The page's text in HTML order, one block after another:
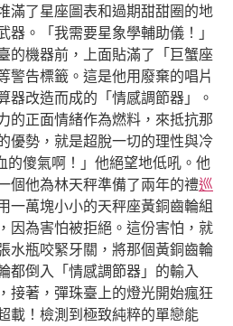
滿了星座圖表和過期甜甜圈的地
。「我需要星象學輔助儀！」
的機器前，上面貼滿了「巨蟹座
警告標籤。這是他用廢棄的唱片
器改造而成的「情感調節器」。
的正面情緒作為燃料，來抵抗那
優勢，就是超脫一切的理性與冷
傻氣啊！」他絕望地低吼。他
個他為林天秤準備了兩年的禮巡
一萬塊小小的天秤座黃銅齒輪組
因為害怕被拒絕。這份害怕，就
水瓶咬緊牙關，將那個黃銅齒輪
都倒入「情感調節器」的輸入
接著，彈珠臺上的燈光開始瘋狂
載！檢測到極致純粹的單戀能